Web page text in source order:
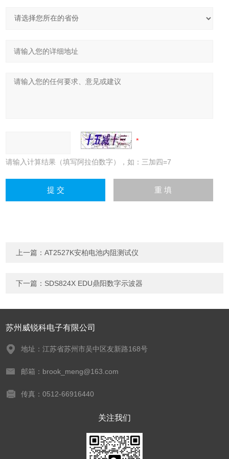
请输入计算结果（填写阿拉伯数字），如：三加四=7
上一篇：AT2527K安柏电池内阻测试仪
下一篇： SDS824X EDU鼎阳数字示波器
苏州威锐科电子有限公司
地址：江苏省苏州市吴中区友新路168号
邮箱：brook_meng@163.com
传真：0512-66916440
关注我们